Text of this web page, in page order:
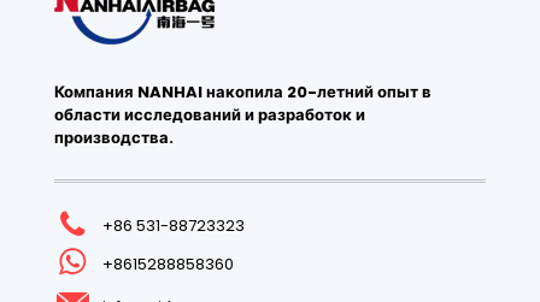
Компания NANHAI накопила 20-летний опыт в
области исследований и разработок и
производства.
+86 531-88723323
+8615288858360